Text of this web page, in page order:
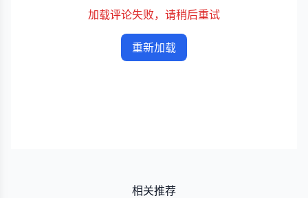
加载评论失败，请稍后重试
重新加载
相关推荐